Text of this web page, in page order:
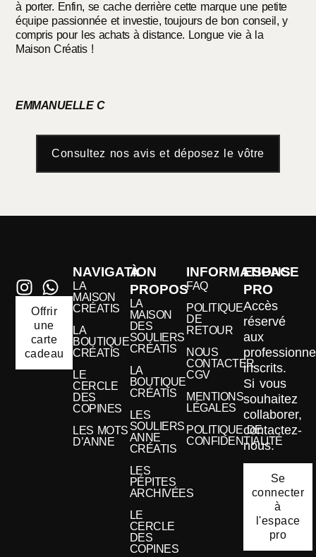
à porter. Enfin, se cache derrière cette marque une petite
équipe passionnée et investie, toujours de bon conseil, y
compris pour les achats à distance. Longue vie à la
Maison Créatis !
EMMANUELLE C
Consultez nos avis et déposez le vôtre
Offrir
une
carte
cadeau
NAVIGATION
LA
MAISON
CRÉATIS
LA
BOUTIQUE
CRÉATIS
LE
CERCLE
DES
COPINES
LES MOTS
D’ANNE
À
PROPOS
LA
MAISON
DES
SOULIERS
CRÉATIS
LA
BOUTIQUE
CRÉATIS
LES
SOULIERS
ANNE
CRÉATIS
LES
PÉPITES
ARCHIVÉES
LE
CERCLE
DES
COPINES
INFORMATIONS
FAQ
POLITIQUE
DE
RETOUR
NOUS
CONTACTER
CGV
MENTIONS
LÉGALES
POLITIQUE DE
CONFIDENTIALITÉ
ESPACE
PRO
Accès
réservé
aux
inscrits.
Si vous
souhaitez
collaborer,
contactez-
nous.
Se
connecter
à
l'espace
pro